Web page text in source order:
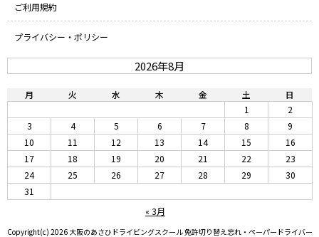
ご利用規約
プライバシー・ポリシー
2026年8月
月 火 水 木 金 土
日
1
2
3
4 5 6 7 8
9
10
11 12 13 14 15
16
17
18 19 20 21 22
23
24
25 26 27 28 29
30
31
« 3月
Copyright(c) 2026 大阪のあさひドライビングスクール 免許切り替え忘れ・ペーパードライバー